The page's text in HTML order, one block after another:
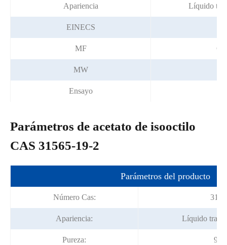
Apariencia Líquido
EINECS
MF
MW
Ensayo
Parámetros de acetato de isooctilo
CAS 31565-19-2
Parámetros del producto
Número Cas:
Apariencia: Líquido
Pureza: